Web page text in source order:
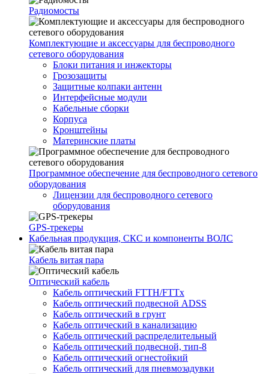
Радиомосты
Комплектующие и аксессуары для беспроводного
сетевого оборудования
Блоки питания и инжекторы
Грозозащиты
Защитные колпаки антенн
Интерфейсные модули
Кабельные сборки
Корпуса
Кронштейны
Материнские платы
Программное обеспечение для беспроводного сетевого
оборудования
Лицензии для беспроводного сетевого
оборудования
GPS-трекеры
Кабельная продукция, СКС и компоненты ВОЛС
Кабель витая пара
Оптический кабель
Кабель оптический FTTH/FTTx
Кабель оптический подвесной ADSS
Кабель оптический в грунт
Кабель оптический в канализацию
Кабель оптический распределительный
Кабель оптический подвесной, тип-8
Кабель оптический огнестойкий
Кабель оптический для пневмозадувки